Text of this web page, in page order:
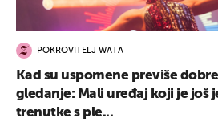
POKROVITELJ WATA
Kad su uspomene previše
gledanje: Mali uređaj koji je još
trenutke s ple...